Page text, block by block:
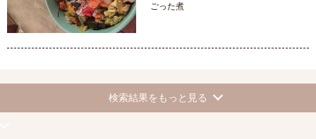
ごった煮
検索結果をもっと見る